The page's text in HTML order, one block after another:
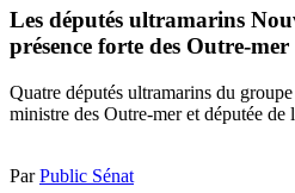
Les députés ultramarins
présence forte des Outre-mer
Quatre députés ultramarins du
ministre des Outre-mer et députée
ParPublic Sénat